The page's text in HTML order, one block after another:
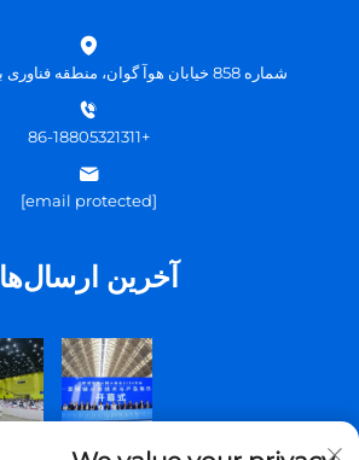
شماره 858 خیابان هوآ گوان، منطقه فناوری بالا، چینگ‌داو، چین
+86-18805321311
[email protected]
آخرین ارسال‌ها